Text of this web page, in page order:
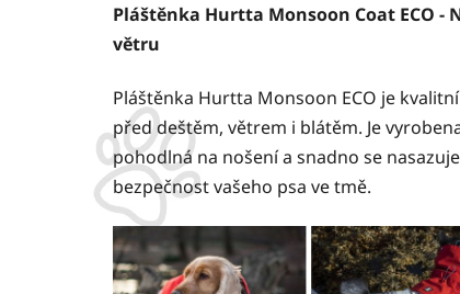
Pláštěnka Hurtta Monsoon Coat ECO -
větru
Pláštěnka Hurtta Monsoon ECO je
před deštěm, větrem i blátěm. Je
pohodlná na nošení a snadno se
bezpečnost vašeho psa ve tmě.